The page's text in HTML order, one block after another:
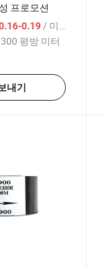
프로모션
0.19/ 미터
300 평방 미터
내기